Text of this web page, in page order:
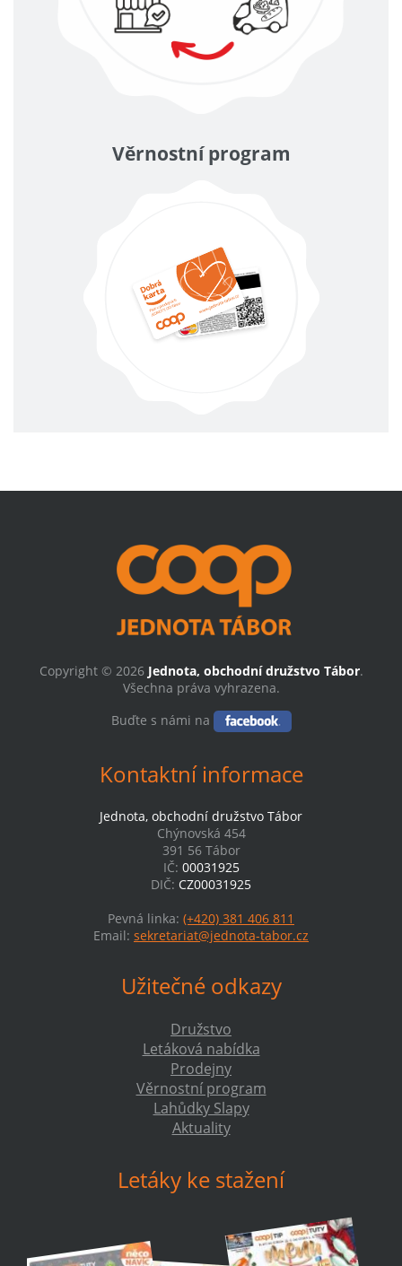
Věrnostní program
Copyright © 2026 Jednota, obchodní družstvo Tábor.
Všechna práva vyhrazena.
Buďte s námi na
Kontaktní informace
Jednota, obchodní družstvo Tábor
Chýnovská 454
391 56 Tábor
IČ: 00031925
DIČ: CZ00031925
Pevná linka: (+420) 381 406 811
Email: sekretariat@jednota-tabor.cz
Užitečné odkazy
Družstvo
Letáková nabídka
Prodejny
Věrnostní program
Lahůdky Slapy
Aktuality
Letáky ke stažení